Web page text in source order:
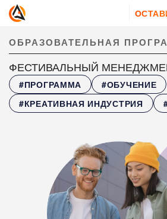
ОБРАЗОВАТЕЛЬНАЯ
ФЕСТИВАЛЬНЫЙ
#ПРОГРАММА
#ОБУЧЕНИЕ
#КРЕАТИВНАЯ ИНДУСТРИЯ